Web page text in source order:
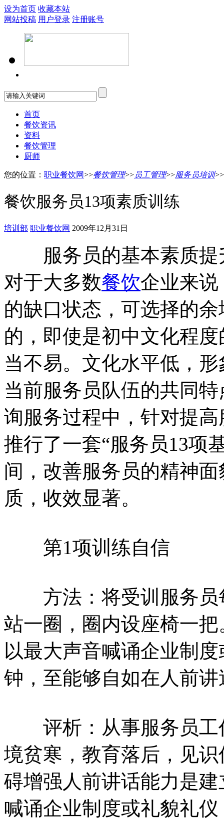
设为首页 收藏本站
网站投稿 用户登录 注册账号
首页
餐饮资讯
资料
餐饮管理
厨师
您的位置： 职业餐饮网>>餐饮管理>>员工管理>>服务员培训>>
餐饮服务员13项素质训练
培训部 职业餐饮网 2009年12月31日
服务员的基本素质提
对于大多数餐饮企业来
的缺口状态，可选择的
的，即使是初中文化程
当不易。文化水平低，
当前服务员队伍的共同
询服务过程中，针对提
推行了一套“服务员13项
间，改善服务员的精神
质，收效显著。
第1项训练自信
方法：将受训服务员
站一圈，圈内设座椅一
以最大声音喊诵企业制
钟，至能够自如在人前
评析：从事服务员工
境贫寒，教育落后，见
碍增强人前讲话能力是
喊诵企业制度或礼貌礼